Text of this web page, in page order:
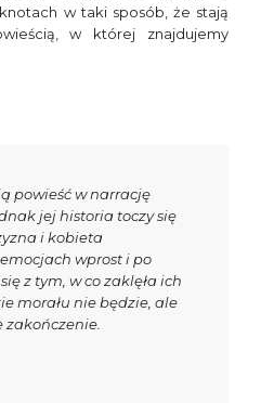
w taki sposób, że stają
w której znajdujemy
powieść w narrację
jej historia toczy się
i kobieta
wprost i po
z tym, w co zaklęła ich
morału nie będzie, ale